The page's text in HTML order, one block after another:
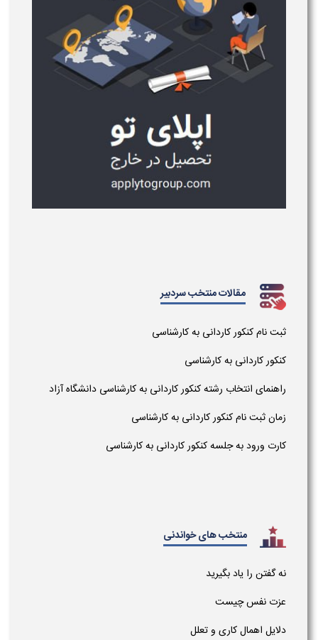
مقالات منتخب سردبیر
ثبت نام کنکور کاردانی به کارشناسی
کنکور کاردانی به کارشناسی
راهنمای انتخاب رشته کنکور کاردانی به کارشناسی دانشگاه آزاد
زمان ثبت نام کنکور کاردانی به کارشناسی
کارت ورود به جلسه کنکور کاردانی به کارشناسی
منتخب های خواندنی
نه گفتن را یاد بگیرید
عزت نفس چیست
دلایل اهمال کاری و تعلل